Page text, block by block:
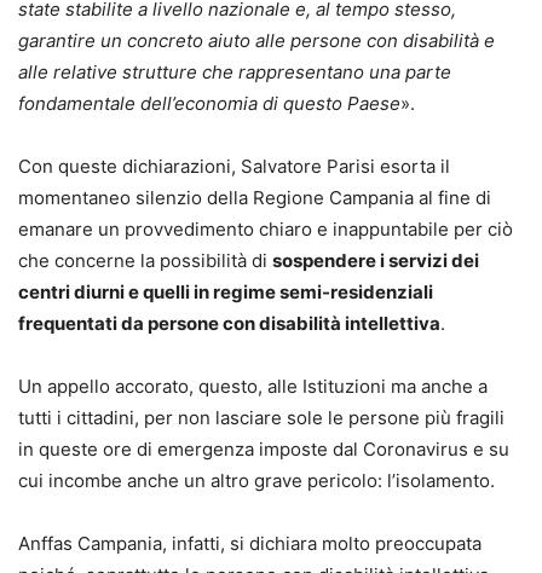
state stabilite a livello nazionale e, al tempo stesso,
garantire un concreto aiuto alle persone con disabilità e
alle relative strutture che rappresentano una parte
fondamentale dell’economia di questo Paese».
Con queste dichiarazioni, Salvatore Parisi esorta il
momentaneo silenzio della Regione Campania al fine di
emanare un provvedimento chiaro e inappuntabile per ciò
che concerne la possibilità di sospendere i servizi dei
centri diurni e quelli in regime semi-residenziali
frequentati da persone con disabilità intellettiva.
Un appello accorato, questo, alle Istituzioni ma anche a
tutti i cittadini, per non lasciare sole le persone più fragili
in queste ore di emergenza imposte dal Coronavirus e su
cui incombe anche un altro grave pericolo: l’isolamento.
Anffas Campania, infatti, si dichiara molto preoccupata